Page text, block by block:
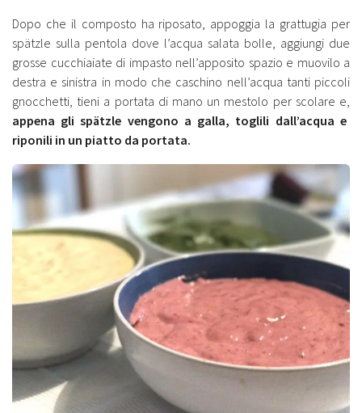
Dopo che il composto ha riposato, appoggia la grattugia per
spätzle sulla pentola dove l’acqua salata bolle, aggiungi due
grosse cucchiaiate di impasto nell’apposito spazio e muovilo a
destra e sinistra in modo che caschino nell’acqua tanti piccoli
gnocchetti, tieni a portata di mano un mestolo per scolare e,
appena gli spätzle vengono a galla, toglili dall’acqua e
riponili in un piatto da portata.